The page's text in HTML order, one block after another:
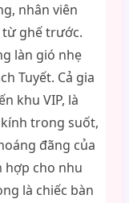
nhân viên
từ ghế trước.
làn gió nhẹ
Tuyết. Cả gia
khu VIP, là
trong suốt,
đãng của
hợp cho nhu
là chiếc bàn